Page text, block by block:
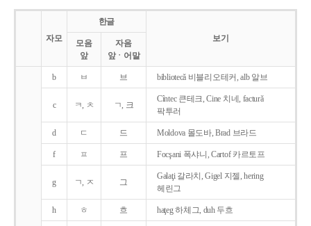
자모
한글
보기
모음
앞
자음
앞ㆍ어말
b ㅂ 브 bibliotecǎ 비블리오테커, alb 알브
c ㅋ, ㅊ ㄱ, 크
Cîntec 큰테크, Cine 치네, facturǎ
팍투러
d ㄷ 드 Moldova 몰도바, Brad 브라드
f ㅍ 프 Focşani 폭샤니, Cartof 카르토프
g ㄱ, ㅈ 그
Galaţi 갈라치, Gigel 지젤, hering
헤린그
h ㅎ 흐 haţeg 하체그, duh 두흐